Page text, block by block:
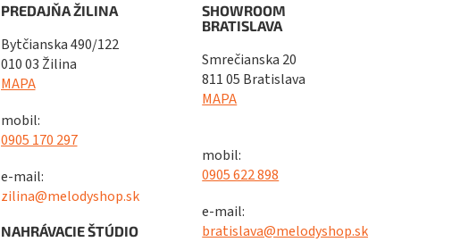
PREDAJŇA ŽILINA
Bytčianska 490/122
010 03 Žilina
MAPA
mobil:
0905 170 297
e-mail:
zilina@melodyshop.sk
NAHRÁVACIE ŠTÚDIO
SHOWROOM
BRATISLAVA
Smrečianska 20
811 05 Bratislava
MAPA
mobil:
0905 622 898
e-mail:
bratislava@melodyshop.sk